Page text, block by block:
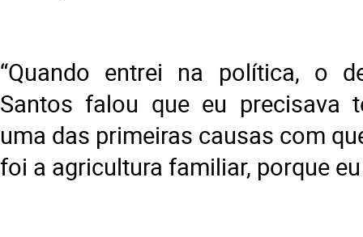
“Quando entrei na política, o
Santos falou que eu precisava
uma das primeiras causas com
foi a agricultura familiar, porque eu